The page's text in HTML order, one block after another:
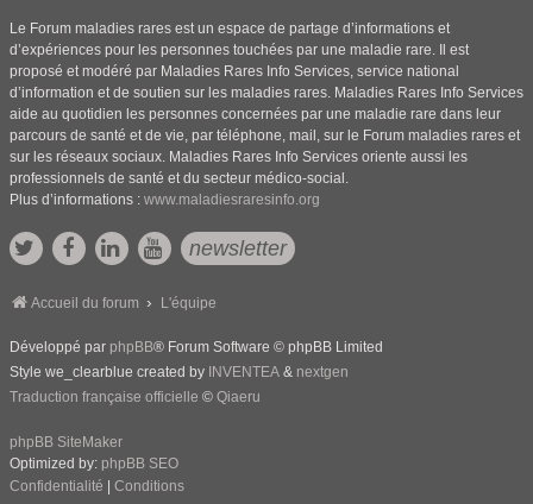
Le Forum maladies rares est un espace de partage d’informations et
d’expériences pour les personnes touchées par une maladie rare. Il est
proposé et modéré par Maladies Rares Info Services, service national
d’information et de soutien sur les maladies rares. Maladies Rares Info Services
aide au quotidien les personnes concernées par une maladie rare dans leur
parcours de santé et de vie, par téléphone, mail, sur le Forum maladies rares et
sur les réseaux sociaux. Maladies Rares Info Services oriente aussi les
professionnels de santé et du secteur médico-social.
Plus d’informations : www.maladiesraresinfo.org
newsletter
Accueil du forum L'équipe
Développé par phpBB® Forum Software © phpBB Limited
Style we_clearblue created by INVENTEA & nextgen
Traduction française officielle © Qiaeru
phpBB SiteMaker
Optimized by: phpBB SEO
Confidentialité
Conditions